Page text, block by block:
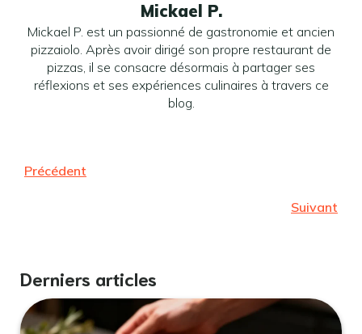
Mickael P.
Mickael P. est un passionné de gastronomie et ancien
pizzaiolo. Après avoir dirigé son propre restaurant de
pizzas, il se consacre désormais à partager ses
réflexions et ses expériences culinaires à travers ce
blog.
Précédent
Suivant
Derniers articles